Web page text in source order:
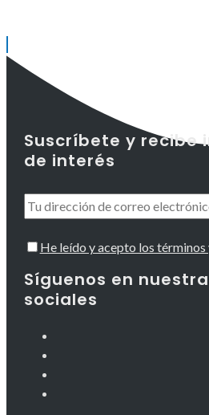
Suscríbete y recibe
de interés
He leído y acepto los términos
Síguenos en
sociales